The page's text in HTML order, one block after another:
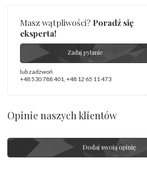
Masz wątpliwości? Poradź się
eksperta!
Zadaj pytanie
lub zadzwoń
+48 530 788 401, +48 12 65 11 473
Opinie naszych klientów
Dodaj swoją opinię